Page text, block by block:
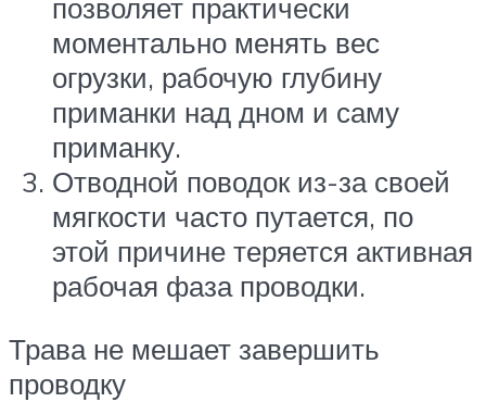
позволяет практически
моментально менять вес
огрузки, рабочую глубину
приманки над дном и саму
приманку.
Отводной поводок из-за своей
мягкости часто путается, по
этой причине теряется активная
рабочая фаза проводки.
Трава не мешает завершить
проводку